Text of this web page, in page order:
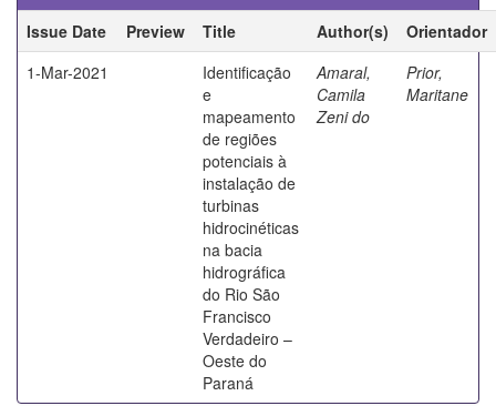
Issue Date
Preview Title Author(s)
Orientador
1-Mar-2021
Identificação
e
mapeamento
de regiões
potenciais à
instalação de
turbinas
hidrocinéticas
na bacia
hidrográfica
do Rio São
Francisco
Verdadeiro –
Oeste do
Paraná
Amaral,
Camila
Zeni do
Prior,
Maritane